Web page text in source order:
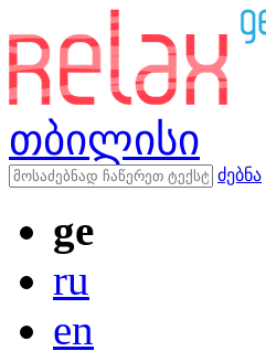
თბილისი
ძებნა
ge
ru
en